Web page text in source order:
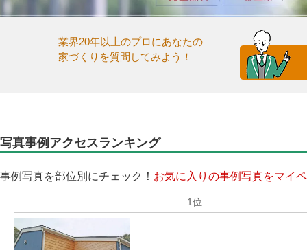
業界20年以上のプロにあなたの
家づくりを質問してみよう！
写真事例アクセスランキング
事例写真を部位別にチェック！ お気に入りの事例写真をマイ